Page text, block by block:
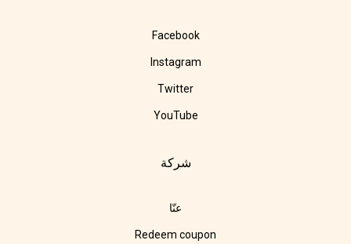
Facebook
Instagram
Twitter
YouTube
شركة
عنّا
Redeem coupon